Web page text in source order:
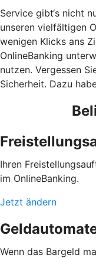
Service gibt‘s nicht
unseren vielfältigen
wenigen Klicks ans
OnlineBanking
nutzen. Vergessen
Sicherheit. Dazu
Ihren
im OnlineBanking.
Jetzt ändern
Wenn das Bargeld